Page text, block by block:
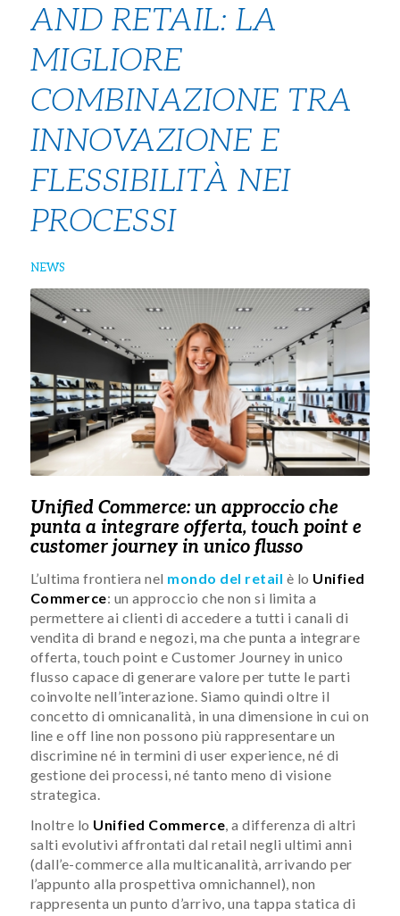
AND RETAIL: LA
MIGLIORE
COMBINAZIONE TRA
INNOVAZIONE E
FLESSIBILITÀ NEI
PROCESSI
NEWS
Unified Commerce: un approccio che
punta a integrare offerta, touch point e
customer journey in unico flusso
L’ultima frontiera nel mondo del retail è lo Unified
Commerce: un approccio che non si limita a
permettere ai clienti di accedere a tutti i canali di
vendita di brand e negozi, ma che punta a integrare
offerta, touch point e Customer Journey in unico
flusso capace di generare valore per tutte le parti
coinvolte nell’interazione. Siamo quindi oltre il
concetto di omnicanalità, in una dimensione in cui on
line e off line non possono più rappresentare un
discrimine né in termini di user experience, né di
gestione dei processi, né tanto meno di visione
strategica.
Inoltre lo Unified Commerce, a differenza di altri
salti evolutivi affrontati dal retail negli ultimi anni
(dall’e-commerce alla multicanalità, arrivando per
l’appunto alla prospettiva omnichannel), non
rappresenta un punto d’arrivo, una tappa statica di